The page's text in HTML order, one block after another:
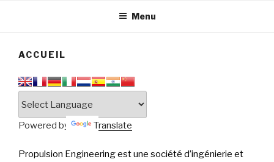
PERFORMANCE
Menu
ACCUEIL
Powered by Translate
Propulsion Engineering est une société d’ingénierie et